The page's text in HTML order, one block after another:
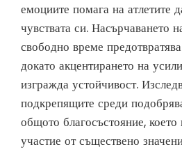
емоциите помага на атлетите
чувствата си. Насърчаването
свободно време
докато акцентирането на
изгражда устойчивост.
подкрепящите среди
общото благосъстояние, което
участие от съществено